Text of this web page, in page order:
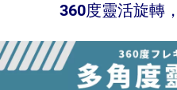
360度靈活旋轉，